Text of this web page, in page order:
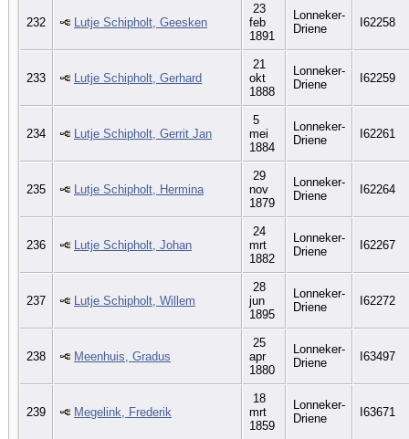
232 Lutje Schipholt, Geesken
23
feb
1891
Lonneker-
Driene
I62258
233 Lutje Schipholt, Gerhard
21
okt
1888
Lonneker-
Driene
I62259
234 Lutje Schipholt, Gerrit Jan
5
mei
1884
Lonneker-
Driene
I62261
235 Lutje Schipholt, Hermina
29
nov
1879
Lonneker-
Driene
I62264
236 Lutje Schipholt, Johan
24
mrt
1882
Lonneker-
Driene
I62267
237 Lutje Schipholt, Willem
28
jun
1895
Lonneker-
Driene
I62272
238 Meenhuis, Gradus
25
apr
1880
Lonneker-
Driene
I63497
239 Megelink, Frederik
18
mrt
1859
Lonneker-
Driene
I63671